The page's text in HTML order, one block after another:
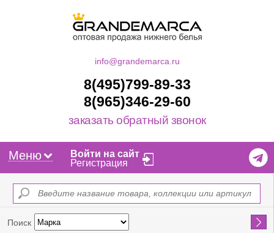
info@grandemarca.ru
8(495)799-89-33
8(965)346-29-60
заказать обратный звонок
Меню
Войти на сайт
Регистрация
Поиск Найти